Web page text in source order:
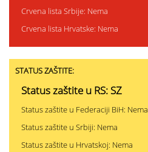
Crvena lista Srbije: Nema
Crvena lista Hrvatske: Nema
STATUS ZAŠTITE:
Status zaštite u RS: SZ
Status zaštite u Federaciji BiH: Nema
Status zaštite u Srbiji: Nema
Status zaštite u Hrvatskoj: Nema